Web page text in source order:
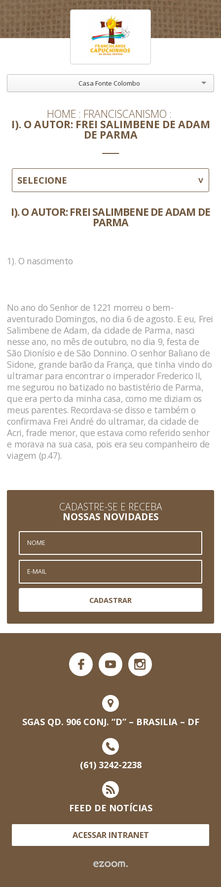
Casa Fonte Colombo
HOME FRANCISCANISMO
I). O AUTOR: FREI SALIMBENE DE ADAM
DE PARMA
SELECIONE
I). O AUTOR: FREI SALIMBENE DE ADAM DE
PARMA
1). O nascimento
No ano do Senhor de 1221 morreu o bem-
aventurado Domingos, no dia 6 de agosto. E eu, Frei
Salimbene de Adam, da cidade de Parma, nasci
nesse ano, no mês de outubro, no dia 9, festa de
São Dionísio e de São Donnino. O senhor Baliano de
Sidone, grande barão da França, que tinha vindo do
ultramar para encontrar o imperador Frederico II,
me segurou no batizado no bastistério de Parma,
que era perto da minha casa, como me diziam os
meus parentes. Recordava-se disso e também o
confirmava Frei André do ultramar, da cidade de
Acri, frade menor, que estava como referido senhor
e morava na sua casa, pois era seu companheiro de
viagem (p.47).
CADASTRE-SE E RECEBA
NOSSAS NOVIDADES
CADASTRAR
SGAS QD. 906 CONJ. “D” – BRASILIA – DF
(61) 3242-2238
FEED DE NOTÍCIAS
ACESSAR INTRANET